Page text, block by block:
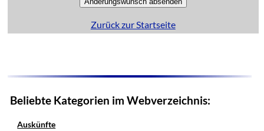
Zurück zur Startseite
Beliebte Kategorien im Webverzeichnis:
Auskünfte